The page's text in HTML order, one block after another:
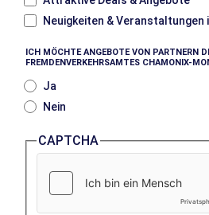
Neuigkeiten & Veranstaltungen
ICH MÖCHTE ANGEBOTE VON PARTNERN
FREMDENVERKEHRSAMTES CHAMONIX-
Ja
Nein
CAPTCHA